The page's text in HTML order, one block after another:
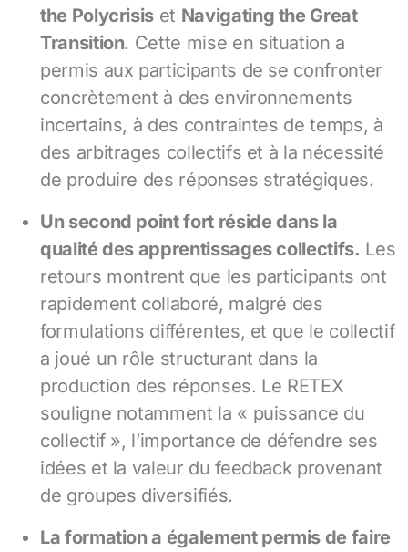
the Polycrisis et Navigating the Great
Transition. Cette mise en situation a
permis aux participants de se confronter
concrètement à des environnements
incertains, à des contraintes de temps, à
des arbitrages collectifs et à la nécessité
de produire des réponses stratégiques.
Un second point fort réside dans la
qualité des apprentissages collectifs. Les
retours montrent que les participants ont
rapidement collaboré, malgré des
formulations différentes, et que le collectif
a joué un rôle structurant dans la
production des réponses. Le RETEX
souligne notamment la « puissance du
collectif », l’importance de défendre ses
idées et la valeur du feedback provenant
de groupes diversifiés.
La formation a également permis de faire